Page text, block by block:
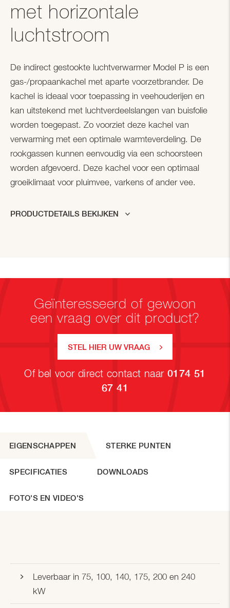
met horizontale
luchtstroom
De indirect gestookte luchtverwarmer Model P is een
gas-/propaankachel met aparte voorzetbrander. De
kachel is ideaal voor toepassing in veehouderijen en
kan uitstekend met luchtverdeelslangen van buisfolie
worden toegepast. Zo voorziet deze kachel van
verwarming met een optimale warmteverdeling. De
rookgassen kunnen eenvoudig via een schoorsteen
worden afgevoerd. Deze kachel voor een optimaal
groeiklimaat voor pluimvee, varkens of ander vee.
PRODUCTDETAILS BEKIJKEN
Geïnteresseerd of gewoon
een vraag over dit product?
STEL HIER UW VRAAG
Of bel voor direct contact naar 0174 51
67 41
EIGENSCHAPPEN STERKE PUNTEN
SPECIFICATIES DOWNLOADS
FOTO'S EN VIDEO'S
Leverbaar in 75, 100, 140, 175, 200 en 240
kW